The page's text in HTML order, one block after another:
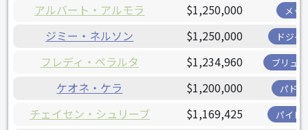
アルバート・アルモラ $1,250,000 メッ
ジミー・ネルソン $1,250,000 ドジャ
フレディ・ペラルタ $1,234,960 ブリュ
ケオネ・ケラ $1,200,000 パド
チェイセン・シュリーブ $1,169,425 パイレ